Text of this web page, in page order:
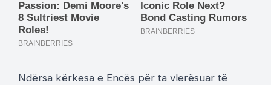
Ndërsa kërkesa e Encës për ta vlerësuar të